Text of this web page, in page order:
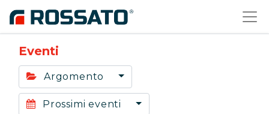
Eventi
Argomento
Prossimi eventi